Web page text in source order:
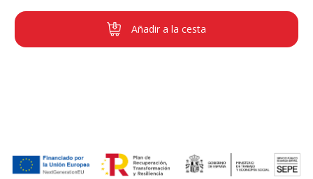
Añadir a la cesta